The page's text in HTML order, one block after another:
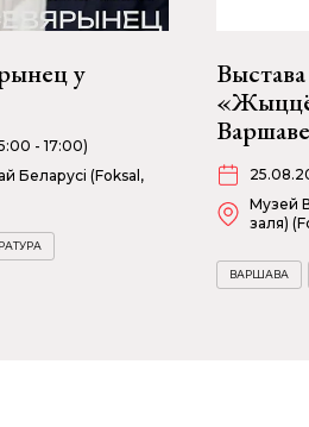
у
- 17:00)
Беларусі (Foksal,
Варшаве
Музей
заля)
ВАРШАВА